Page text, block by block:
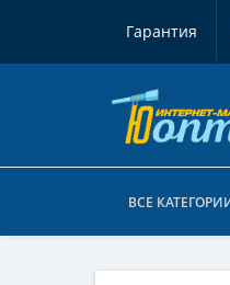
Гарантия
ВСЕ